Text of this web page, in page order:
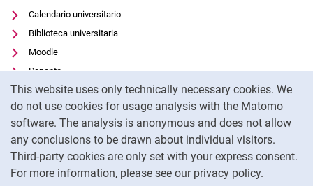
This website uses only technically necessary cookies. We
do not use cookies for usage analysis with the Matomo
software. The analysis is anonymous and does not allow
any conclusions to be drawn about individual visitors.
Third-party cookies are only set with your express consent.
For more information, please see our privacy policy.
Calendario universitario
Biblioteca universitaria
Moodle
Panopto
Protezione dei dati
Accessibilità
Utilizzo trasparente dell'intelligenza artificiale